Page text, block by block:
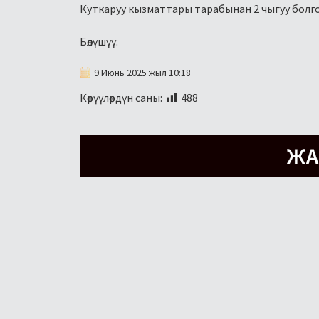
Куткаруу кызматтары тарабынан 2 чыгуу
Бөлүшүү:
9 Июнь 2025 жыл 10:18
Көрүүлөрдүн саны: 488